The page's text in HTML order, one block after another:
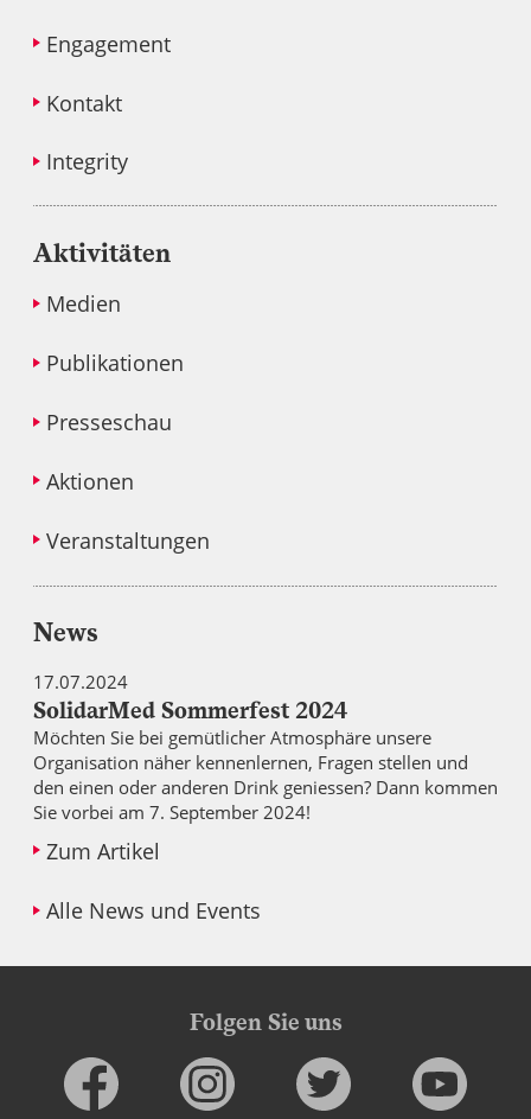
Engagement
Kontakt
Integrity
Aktivitäten
Medien
Publikationen
Presseschau
Aktionen
Veranstaltungen
News
17.07.2024
SolidarMed Sommerfest 2024
Möchten Sie bei gemütlicher Atmosphäre unsere
Organisation näher kennenlernen, Fragen stellen und
den einen oder anderen Drink geniessen? Dann kommen
Sie vorbei am 7. September 2024!
Zum Artikel
Alle News und Events
Folgen Sie uns